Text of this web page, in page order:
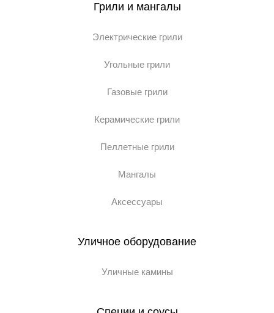
Грили и мангалы
Электрические грили
Угольные грили
Газовые грили
Керамические грили
Пеллетные грили
Мангалы
Аксессуары
Уличное оборудование
Уличные камины